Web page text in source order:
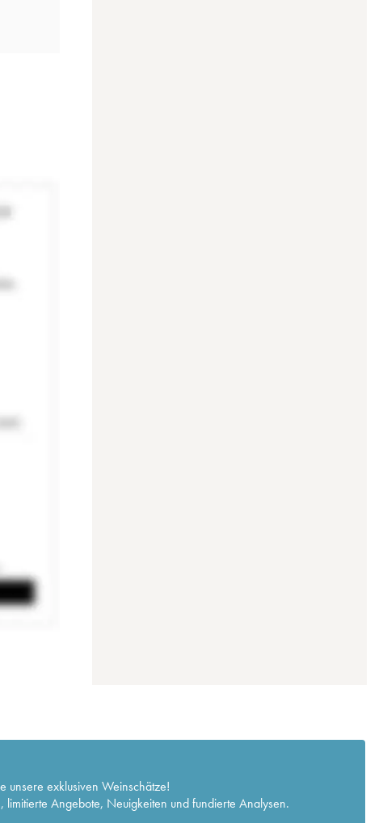
unsere exklusiven Weinschätze!
Angebote, Neuigkeiten und fundierte Analysen.